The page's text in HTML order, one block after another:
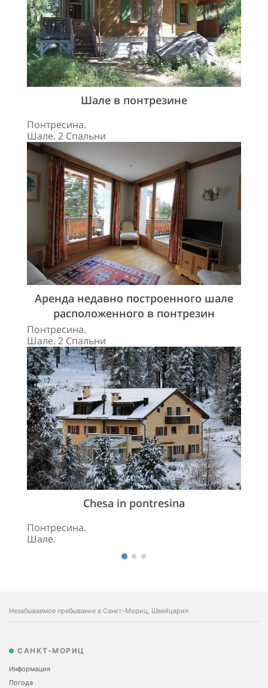
Шале в понтрезине
Понтресина.
Шале. 2 Спальни
Аренда недавно построенного шале
расположенного в понтрезин
Понтресина.
Шале. 2 Спальни
Chesa in pontresina
Понтресина.
Шале.
Незабываемое пребывание в Санкт-Мориц, Швейцария
САНКТ-МОРИЦ
Информация
Погода